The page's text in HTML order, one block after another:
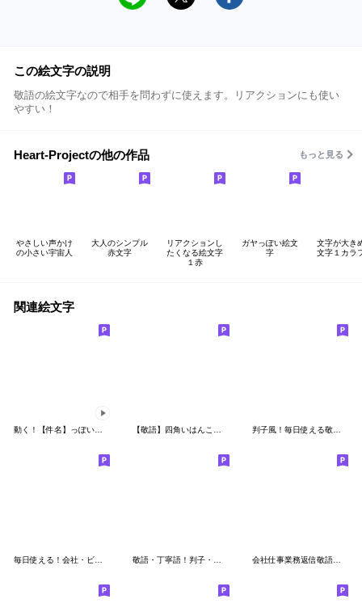
この絵文字の説明
敬語の絵文字なので相手を問わずに使えます。リアクションにも使い
やすい！
Heart-Projectの他の作品 もっと見る
やさしい声かけ
の小さい宇宙人
大人のシンプル
赤文字
リアクションし
たくなる絵文字
１赤
ガヤっぽい絵文
字
文字が大き
文字１カラ
関連絵文字
判子風！毎日使える敬語テキスト絵文字
毎日使える！会社・ビジネス向けハンコ文字 敬語・丁寧語！判子・ハンコ・はんこ絵文字 会社仕事業務返信敬語動く絵文字part3